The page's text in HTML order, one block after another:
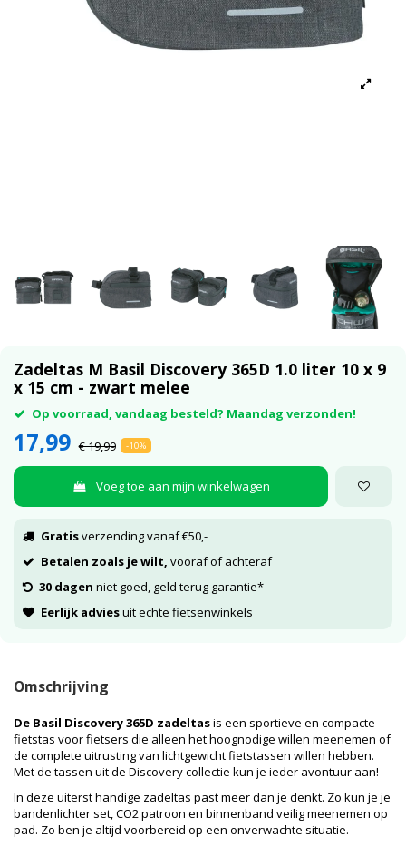
Zadeltas M Basil Discovery 365D 1.0 liter 10 x 9
x 15 cm - zwart melee
Op voorraad, vandaag besteld? Maandag verzonden!
17,99 € 19,99 -10%
Voeg toe aan mijn winkelwagen
Gratisverzending vanaf €50,-
Betalen zoals je wilt, vooraf of achteraf
30 dagen niet goed, geld terug garantie*
Eerlijk adviesuit echte fietsenwinkels
Omschrijving
De Basil Discovery 365D zadeltasis een sportieve en compacte
fietstas voor fietsers die alleen het hoognodige willen meenemen of
de complete uitrusting van lichtgewicht fietstassen willen hebben.
Met de tassen uit de Discovery collectie kun je ieder avontuur aan!
In deze uiterst handige zadeltas past meer dan je denkt. Zo kun je je
bandenlichter set, CO2 patroon en binnenband veilig meenemen op
pad. Zo ben je altijd voorbereid op een onverwachte situatie.